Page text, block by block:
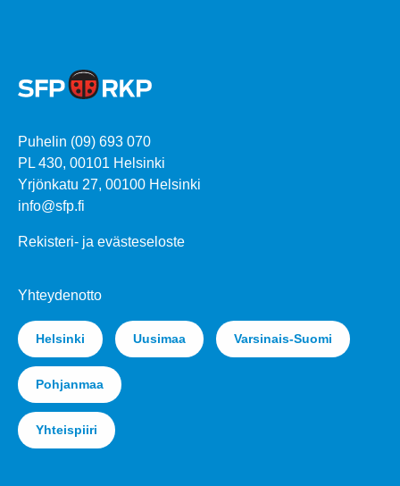
Puhelin (09) 693 070
PL 430, 00101 Helsinki
Yrjönkatu 27, 00100 Helsinki
info@sfp.fi
Rekisteri- ja evästeseloste
Yhteydenotto
Helsinki Uusimaa Varsinais-Suomi
Pohjanmaa
Yhteispiiri